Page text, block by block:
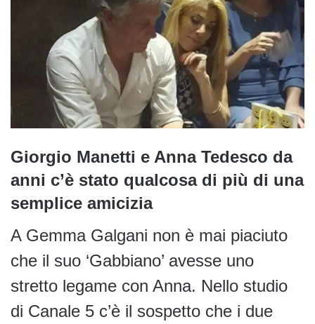
Giorgio Manetti e Anna Tedesco da
anni c’è stato qualcosa di più di una
semplice amicizia
A Gemma Galgani non è mai piaciuto
che il suo ‘Gabbiano’ avesse uno
stretto legame con Anna. Nello studio
di Canale 5 c’è il sospetto che i due